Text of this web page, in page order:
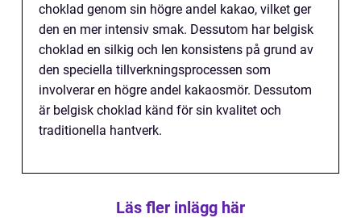
choklad genom sin högre andel kakao, vilket ger
den en mer intensiv smak. Dessutom har belgisk
choklad en silkig och len konsistens på grund av
den speciella tillverkningsprocessen som
involverar en högre andel kakaosmör. Dessutom
är belgisk choklad känd för sin kvalitet och
traditionella hantverk.
Läs fler inlägg här